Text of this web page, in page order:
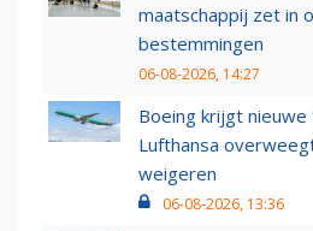
maatschappij zet in
bestemmingen
06-08-2026, 14:27
Boeing krijgt nieuwe
Lufthansa
weigeren
06-08-2026, 13:36